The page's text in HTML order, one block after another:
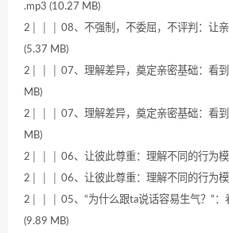
.mp3 (10.27 MB)
2│ │ │ 08、不强制，不委屈，不评判：让
(5.37 MB)
2│ │ │ 07、理解差异，奠定亲密基础：看
MB)
2│ │ │ 07、理解差异，奠定亲密基础：看
MB)
2│ │ │ 06、让彼此尊重：理解不同的行为
2│ │ │ 06、让彼此尊重：理解不同的行为
2│ │ │ 05、“为什么跟ta说话容易生气？”：
(9.89 MB)